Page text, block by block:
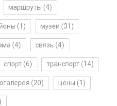
маршруты (4)
(1) музеи (31)
(4) связь (4)
спорт(6) транспорт(14)
(20) цены (1)